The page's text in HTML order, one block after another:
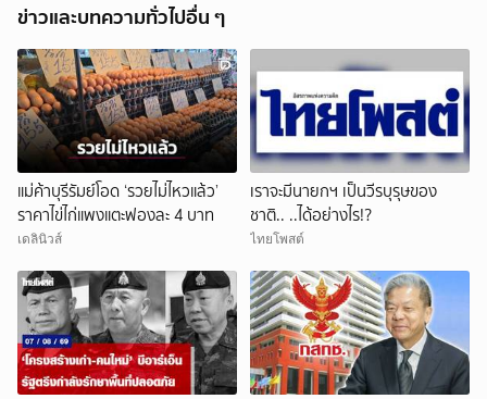
ข่าวและบทความทั่วไปอื่น ๆ
แม่ค้าบุรีรัมย์โอด ‘รวยไม่ไหวแล้ว’
ราคาไข่ไก่แพงแตะฟองละ 4 บาท
เดลินิวส์
เราจะมีนายกฯ เป็นวีรบุรุษของ
ชาติ.. ..ได้อย่างไร!?
ไทยโพสต์